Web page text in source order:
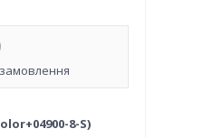
8-S)